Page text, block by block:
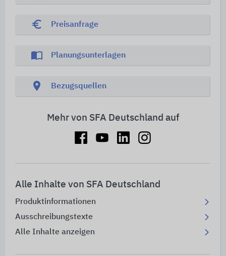
euro_symbol Preisanfrage
import_contacts Planungsunterlagen
location_on Bezugsquellen
Mehr von SFA Deutschland auf
Alle Inhalte von SFA Deutschland
Produktinformationen
Ausschreibungstexte
Alle Inhalte anzeigen